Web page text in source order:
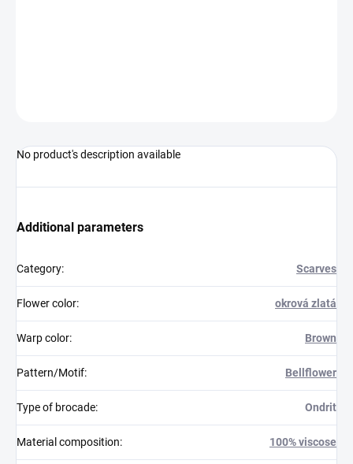
No product's description available
Additional parameters
Category: Scarves
Flower color: okrová zlatá
Warp color: Brown
Pattern/Motif: Bellflower
Type of brocade: Ondrit
Material composition: 100% viscose